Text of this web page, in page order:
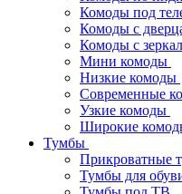
Комоды под
Комоды с
Комоды с
Мини комоды
Низкие комоды
Современные
Узкие комоды
Широкие
Тумбы
Прикроватные
Тумбы для